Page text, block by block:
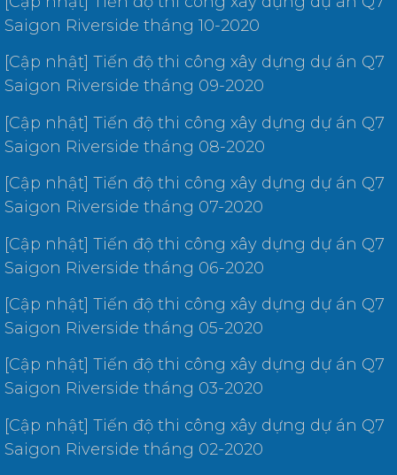
Saigon Riverside tháng 10-2020
[Cập nhật] Tiến độ thi công xây dựng dự án Q7
Saigon Riverside tháng 09-2020
[Cập nhật] Tiến độ thi công xây dựng dự án Q7
Saigon Riverside tháng 08-2020
[Cập nhật] Tiến độ thi công xây dựng dự án Q7
Saigon Riverside tháng 07-2020
[Cập nhật] Tiến độ thi công xây dựng dự án Q7
Saigon Riverside tháng 06-2020
[Cập nhật] Tiến độ thi công xây dựng dự án Q7
Saigon Riverside tháng 05-2020
[Cập nhật] Tiến độ thi công xây dựng dự án Q7
Saigon Riverside tháng 03-2020
[Cập nhật] Tiến độ thi công xây dựng dự án Q7
Saigon Riverside tháng 02-2020